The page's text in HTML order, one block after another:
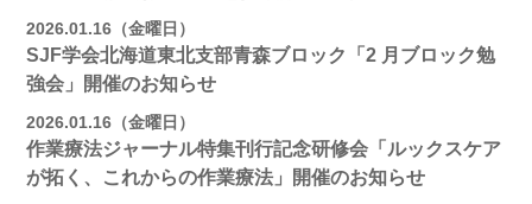
2026.01.16（金曜日）
SJF学会北海道東北支部⻘森ブロック「2 月ブロック勉
強会」開催のお知らせ
2026.01.16（金曜日）
作業療法ジャーナル特集刊行記念研修会「ルックスケア
が拓く、これからの作業療法」開催のお知らせ